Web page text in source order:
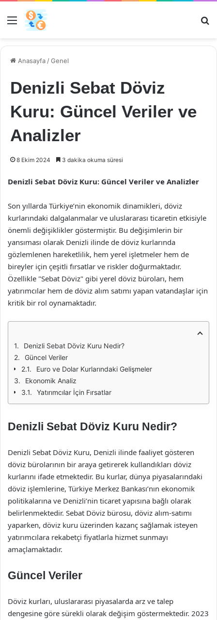
Menü
Anasayfa /Genel
Denizli Sebat Döviz
Kuru: Güncel Veriler ve
Analizler
8 Ekim 2024 3 dakika okuma süresi
Denizli Sebat Döviz Kuru: Güncel Veriler ve Analizler
Son yıllarda Türkiye’nin ekonomik dinamikleri, döviz
kurlarındaki dalgalanmalar ve uluslararası ticaretin etkisiyle
önemli değişiklikler göstermiştir. Bu değişimlerin bir
yansıması olarak Denizli ilinde de döviz kurlarında
gözlemlenen hareketlilik, hem yerel işletmeler hem de
bireyler için çeşitli fırsatlar ve riskler doğurmaktadır.
Özellikle "Sebat Döviz" gibi yerel döviz büroları, hem
yatırımcılar hem de döviz alım satımı yapan vatandaşlar için
kritik bir rol oynamaktadır.
Denizli Sebat Döviz Kuru Nedir?
Güncel Veriler
Euro ve Dolar Kurlarındaki Gelişmeler
Ekonomik Analiz
Yatırımcılar İçin Fırsatlar
Denizli Sebat Döviz Kuru Nedir?
Denizli Sebat Döviz Kuru, Denizli ilinde faaliyet gösteren
döviz bürolarının bir araya getirerek kullandıkları döviz
kurlarını ifade etmektedir. Bu kurlar, dünya piyasalarındaki
döviz işlemlerine, Türkiye Merkez Bankası’nın ekonomik
politikalarına ve Denizli’nin ticaret yapısına bağlı olarak
belirlenmektedir. Sebat Döviz bürosu, döviz alım-satımı
yaparken, döviz kuru üzerinden kazanç sağlamak isteyen
yatırımcılara rekabetçi fiyatlarla hizmet sunmayı
amaçlamaktadır.
Güncel Veriler
Döviz kurları, uluslararası piyasalarda arz ve talep
dengesine göre sürekli olarak değişim göstermektedir. 2023